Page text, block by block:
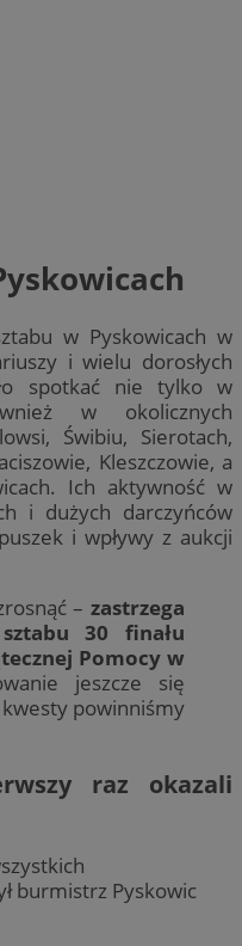
w Pyskowicach w
i wielu dorosłych
spotkać nie tylko w
w okolicznych
Świbiu, Sierotach,
Kleszczowie, a
Ich aktywność w
i dużych darczyńców
i wpływy z aukcji
– zastrzega
30 finału
Pomocy w
jeszcze się
powinniśmy
raz okazali
burmistrz Pyskowic